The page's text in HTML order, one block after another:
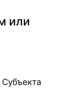
или